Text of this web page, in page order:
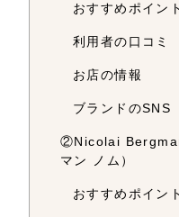
おすすめポイント
利用者の口コミ
お店の情報
ブランドのSNS
②Nicolai
マン ノム）
おすすめポイント